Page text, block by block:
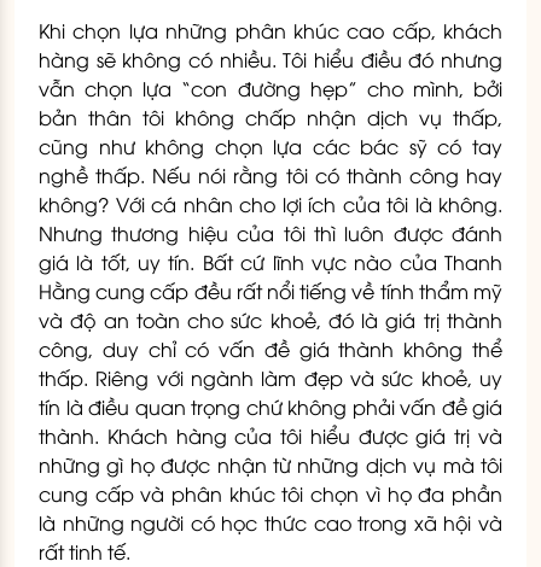
Khi chọn lựa những phân khúc cao cấp, khách
hàng sẽ không có nhiều. Tôi hiểu điều đó nhưng
vẫn chọn lựa “con đường hẹp” cho mình, bởi
bản thân tôi không chấp nhận dịch vụ thấp,
cũng như không chọn lựa các bác sỹ có tay
nghề thấp. Nếu nói rằng tôi có thành công hay
không? Với cá nhân cho lợi ích của tôi là không.
Nhưng thương hiệu của tôi thì luôn được đánh
giá là tốt, uy tín. Bất cứ lĩnh vực nào của Thanh
Hằng cung cấp đều rất nổi tiếng về tính thẩm mỹ
và độ an toàn cho sức khoẻ, đó là giá trị thành
công, duy chỉ có vấn đề giá thành không thể
thấp. Riêng với ngành làm đẹp và sức khoẻ, uy
tín là điều quan trọng chứ không phải vấn đề giá
thành. Khách hàng của tôi hiểu được giá trị và
những gì họ được nhận từ những dịch vụ mà tôi
cung cấp và phân khúc tôi chọn vì họ đa phần
là những người có học thức cao trong xã hội và
rất tinh tế.